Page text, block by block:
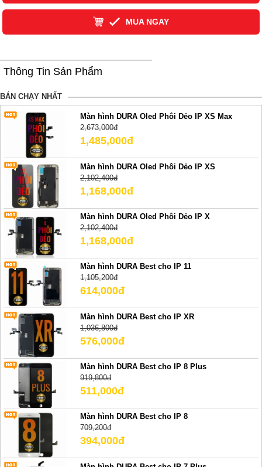
MUA NGAY
Thông Tin Sản Phẩm
BÁN CHẠY NHẤT
Màn hình DURA Oled Phôi Dẻo IP XS Max
2,673,000đ
1,485,000đ
Màn hình DURA Oled Phôi Dẻo IP XS
2,102,400đ
1,168,000đ
Màn hình DURA Oled Phôi Dẻo IP X
2,102,400đ
1,168,000đ
Màn hình DURA Best cho IP 11
1,105,200đ
614,000đ
Màn hình DURA Best cho IP XR
1,036,800đ
576,000đ
Màn hình DURA Best cho IP 8 Plus
919,800đ
511,000đ
Màn hình DURA Best cho IP 8
709,200đ
394,000đ